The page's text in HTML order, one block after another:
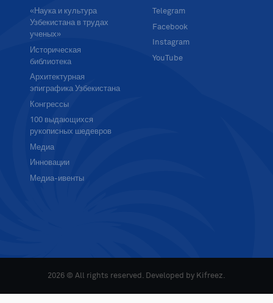
«Наука и культура
Узбекистана в трудах
ученых»
Историческая
библиотека
Архитектурная
эпиграфика Узбекистана
Конгрессы
100 выдающихся
рукописных шедевров
Медиа
Инновации
Медиа-ивенты
Telegram
Facebook
Instagram
YouTube
2026 © All rights reserved. Developed by Kifreez.